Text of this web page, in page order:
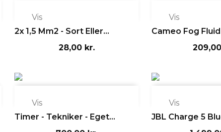
Vis
2x 1,5 Mm2 - Sort Eller...
28,00 kr.
Vis
Cameo Fog
Vis
Timer - Tekniker - Eget...
Vis
JBL Charge 5